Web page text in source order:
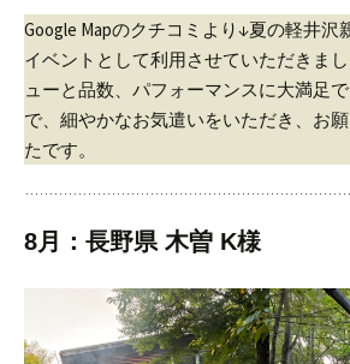
Google Mapのクチコミより↓夏の軽井沢
イベントとして利用させていただきまし
ューと品数、パフォーマンスに大満足で
で、細やかなお気遣いをいただき、お
たです。
8月：長野県 木曽 K様